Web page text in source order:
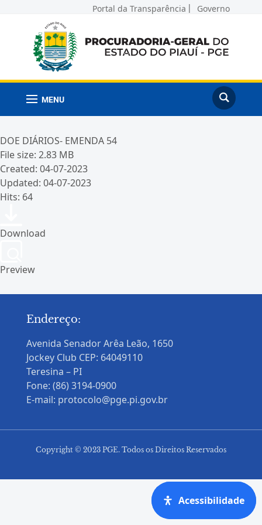
Portal da Transparência Governo
MENU
DOE DIÁRIOS- EMENDA 54
File size: 2.83 MB
Created: 04-07-2023
Updated: 04-07-2023
Hits: 64
Download
Preview
Endereço:
Avenida Senador Arêa Leão, 1650
Jockey Club CEP: 64049110
Teresina – PI
Fone: (86) 3194-0900
E-mail: protocolo@pge.pi.gov.br
Copyright © 2023 PGE. Todos os Direitos Reservados
Acessibilidade
Acessibilidade